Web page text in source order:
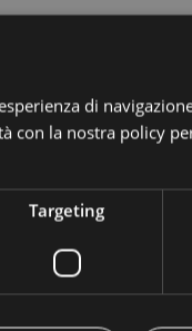
IL
ereditarie:
di
con la nostra policy
Targeting